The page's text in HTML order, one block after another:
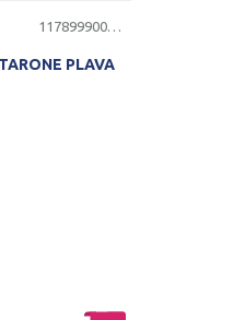
1178999000097
PLAVA